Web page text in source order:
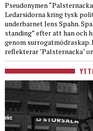
Pseudonymen
Ledarsidorna kring tysk
underbarnet Jens Spahn.
standing” efter att han och
genom
reflekterar "Palsternacka"